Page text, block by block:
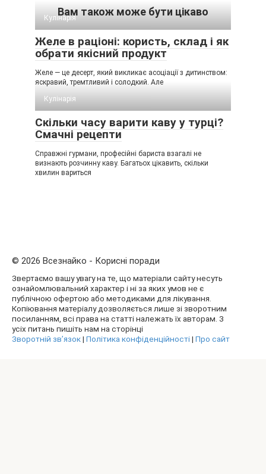
Вам також може бути цікаво
Кулінарія
Желе в раціоні: користь, склад і як
обрати якісний продукт
Желе — це десерт, який викликає асоціації з дитинством:
яскравий, тремтливий і солодкий. Але
Кулінарія
Скільки часу варити каву у турці?
Смачні рецепти
Справжні гурмани, професійні бариста взагалі не
визнають розчинну каву. Багатьох цікавить, скільки
хвилин вариться
© 2026 Всезнайко - Корисні поради
Звертаємо вашу увагу на те, що матеріали сайту несуть
ознайомлювальний характер і ні за яких умов не є
публічною офертою або методиками для лікування.
Копіювання матеріалу дозволяється лише зі зворотним
посиланням, всі права на статті належать їх авторам. З
усіх питань пишіть нам на сторінці
Зворотній зв’язок| Політика конфіденційності| Про сайт